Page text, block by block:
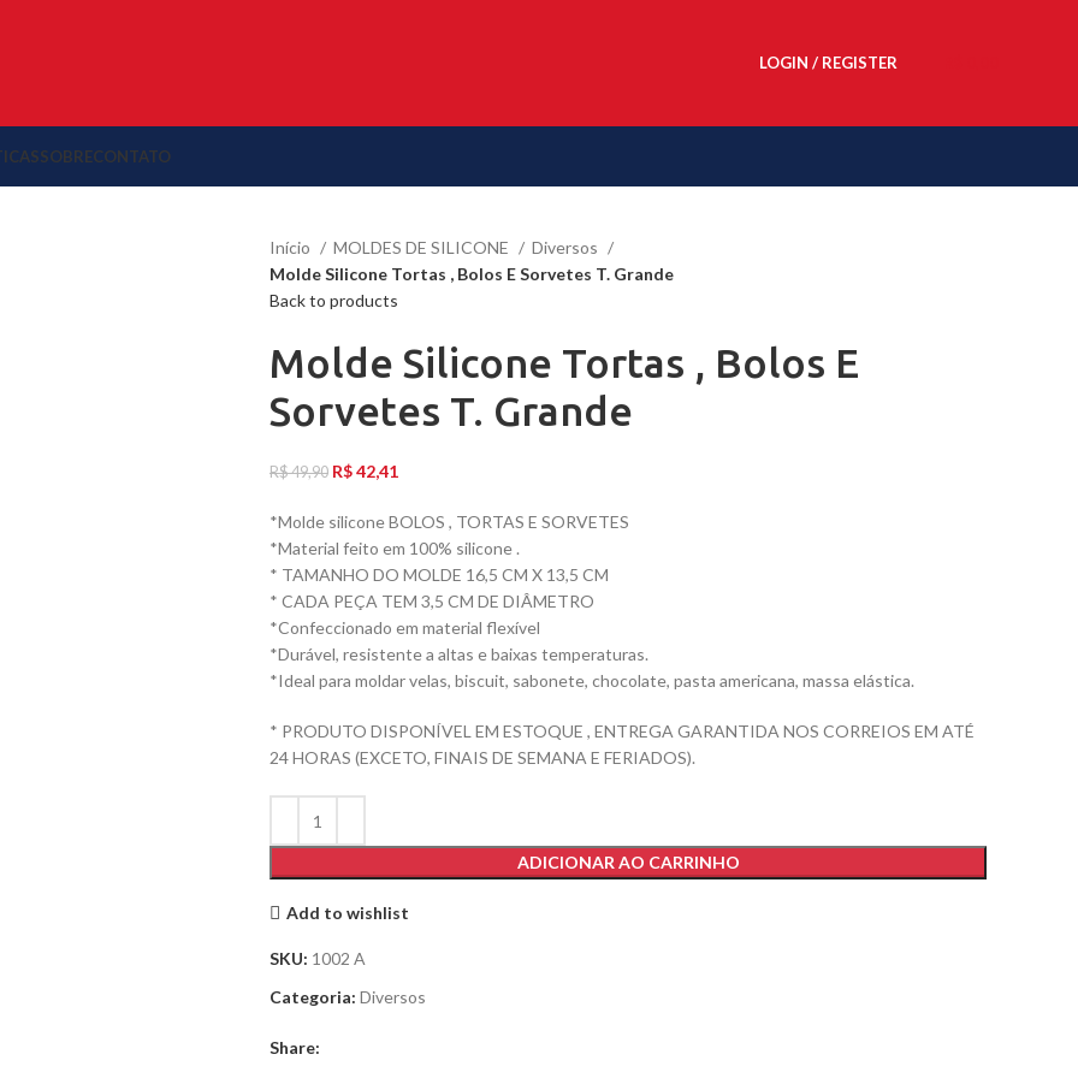
LOGIN / REGISTER
SOBRECONTATO
Início MOLDES DE SILICONE
Diversos
Molde Silicone Tortas , Bolos E Sorvetes T. Grande
Back to products
Molde Silicone Tortas , Bolos E
Sorvetes T. Grande
R$49,90 R$42,41
*Molde silicone BOLOS , TORTAS E SORVETES
*Material feito em 100% silicone .
* TAMANHO DO MOLDE 16,5 CM X 13,5 CM
* CADA PEÇA TEM 3,5 CM DE DIÂMETRO
*Confeccionado em material flexível
*Durável, resistente a altas e baixas temperaturas.
*Ideal para moldar velas, biscuit, sabonete, chocolate, pasta americana, massa elástica.
* PRODUTO DISPONÍVEL EM ESTOQUE , ENTREGA GARANTIDA NOS CORREIOS EM ATÉ
24 HORAS (EXCETO, FINAIS DE SEMANA E FERIADOS).
ADICIONAR AO CARRINHO
Add to wishlist
SKU: 1002 A
Categoria: Diversos
Share: